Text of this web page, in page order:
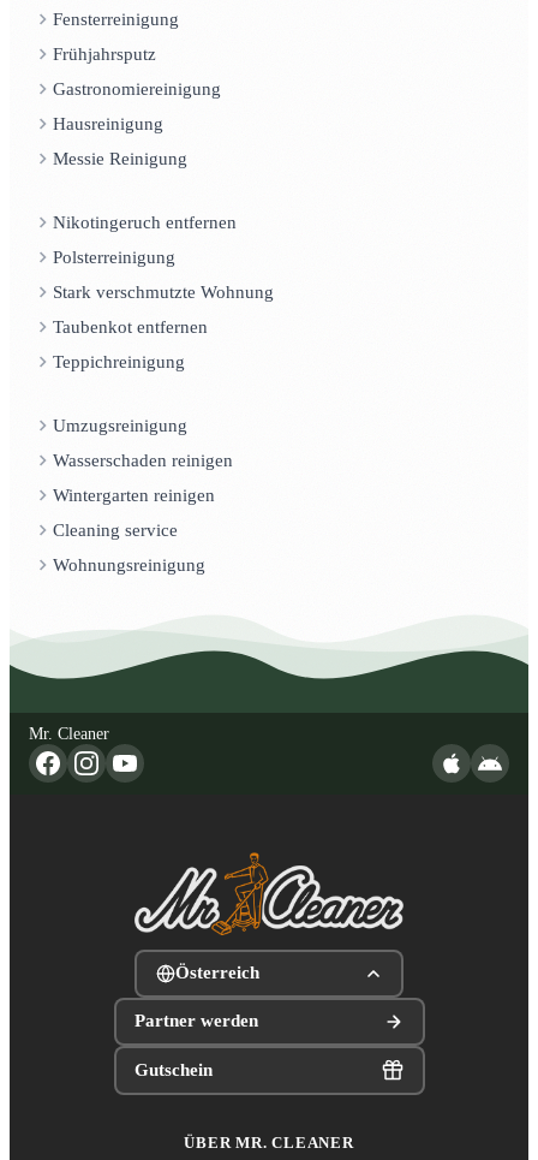
Fensterreinigung
Frühjahrsputz
Gastronomiereinigung
Hausreinigung
Messie Reinigung
Nikotingeruch entfernen
Polsterreinigung
Stark verschmutzte Wohnung
Taubenkot entfernen
Teppichreinigung
Umzugsreinigung
Wasserschaden reinigen
Wintergarten reinigen
Cleaning service
Wohnungsreinigung
Mr. Cleaner
Österreich
Partner werden
Gutschein
ÜBER MR. CLEANER